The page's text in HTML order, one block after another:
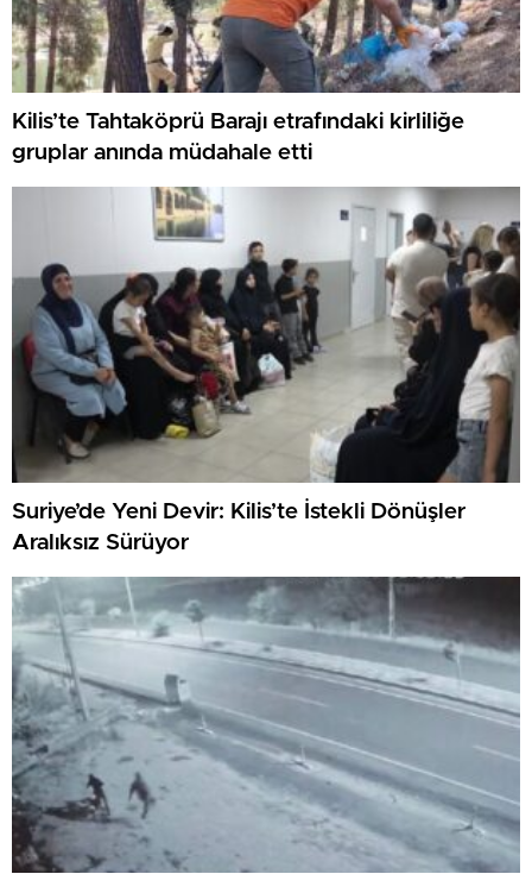
Kilis’te Tahtaköprü Barajı etrafındaki kirliliğe
gruplar anında müdahale etti
Suriye’de Yeni Devir: Kilis’te İstekli Dönüşler
Aralıksız Sürüyor